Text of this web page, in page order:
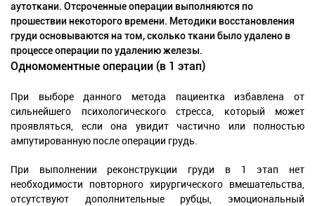
аутоткани. Отсроченные операции выполняются по
прошествии некоторого времени. Методики восстановления
груди основываются на том, сколько ткани было удалено в
процессе операции по удалению железы.
Одномоментные операции (в 1 этап)
При выборе данного метода пациентка избавлена от
сильнейшего психологического стресса, который может
проявляться, если она увидит частично или полностью
ампутированную после операции грудь.
При выполнении реконструкции груди в 1 этап нет
необходимости повторного хирургического вмешательства,
отсутствуют дополнительные рубцы, эмоциональный